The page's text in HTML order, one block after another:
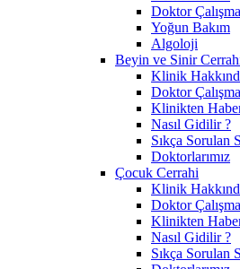
Doktor
Yoğun Bakım
Algoloji
Beyin ve Sinir
Klinik
Doktor
Klinikten
Nasıl Gidilir ?
Sıkça Sorulan
Doktorlarımız
Çocuk Cerrahi
Klinik
Doktor
Klinikten
Nasıl Gidilir ?
Sıkça Sorulan